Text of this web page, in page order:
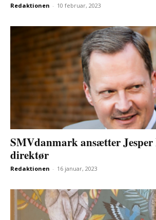
Redaktionen - 10 februar, 2023
SMVdanmark ansætter Jesper
direktør
Redaktionen - 16 januar, 2023